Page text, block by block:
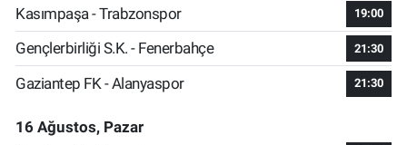
Kasımpaşa - Trabzonspor 19:00
Gençlerbirliği S.K. - Fenerbahçe 21:30
Gaziantep FK - Alanyaspor 21:30
16 Ağustos, Pazar